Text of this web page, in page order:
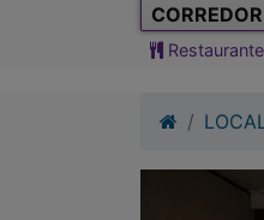
CORREDOR